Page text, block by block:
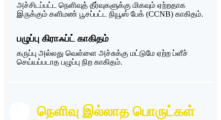
அச்சிடப்பட்ட நெளிவுத் தீர்வுகளுக்கு மிகவும் ஏற்றதாக
இருக்கும் களிமண் பூசப்பட்ட நியூஸ் பேக் (CCNB) காகிதம்.
பழுப்பு கிராஃப்ட் காகிதம்
கருப்பு அல்லது வெள்ளை அச்சுக்கு மட்டுமே ஏற்ற ப்ளீச்
செய்யப்படாத பழுப்பு நிற காகிதம்.
நெளிவு இல்லாத பொருட்கள்